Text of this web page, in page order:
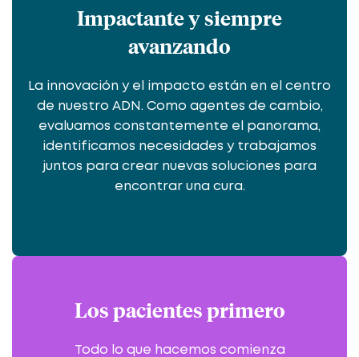
Impactante y siempre
avanzando
La innovación y el impacto están en el centro
de nuestro ADN. Como agentes de cambio,
evaluamos constantemente el panorama,
identificamos necesidades y trabajamos
juntos para crear nuevas soluciones para
encontrar una cura.
Los pacientes primero
Todo lo que hacemos comienza